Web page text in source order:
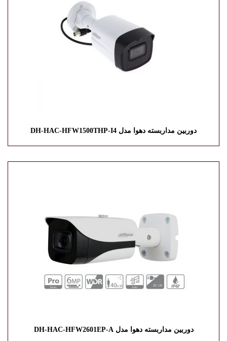
دوربین مداربسته دهوا مدل DH-HAC-HFW1500THP-I4
دوربین مداربسته دهوا مدل DH-HAC-HFW2601EP-A